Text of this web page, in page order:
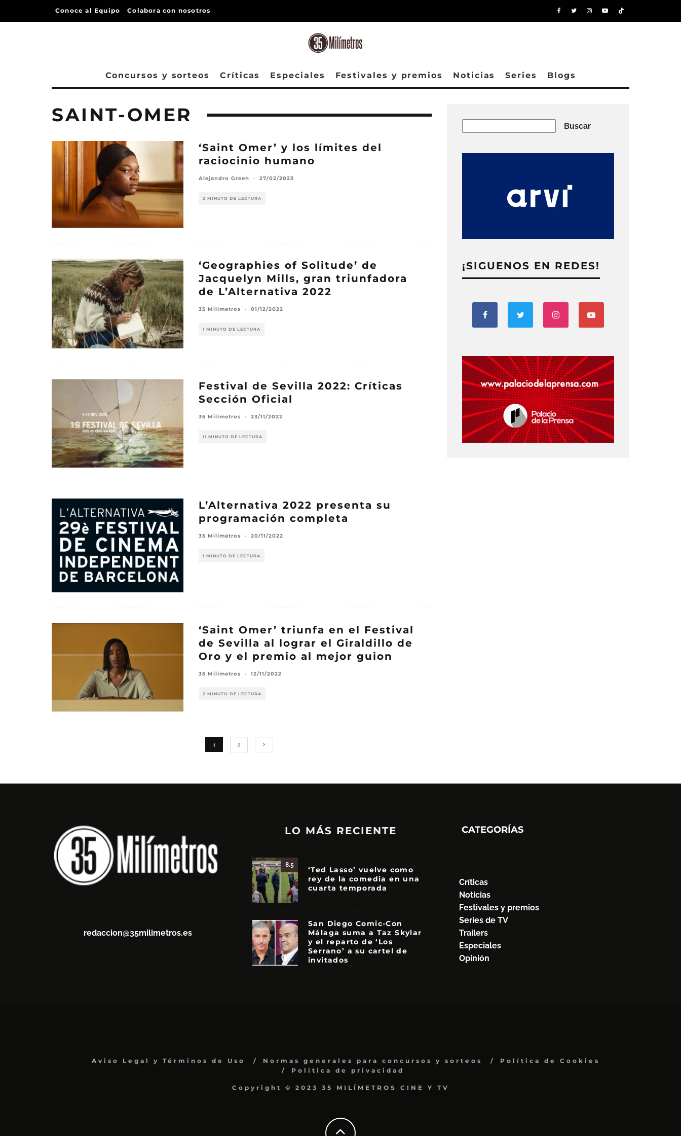
Conoce al Equipo Colabora con nosotros
Concursos y sorteos Críticas Especiales Festivales y premios Noticias Series Blogs
SAINT-OMER
‘Saint Omer’ y los límites del
raciocinio humano
Alejandro Green · 27/02/2023
2 MINUTO DE LECTURA
‘Geographies of Solitude’ de
Jacquelyn Mills, gran triunfadora
de L’Alternativa 2022
35 Milímetros · 01/12/2022
1 MINUTO DE LECTURA
Festival de Sevilla 2022: Críticas
Sección Oficial
35 Milímetros · 23/11/2022
11 MINUTO DE LECTURA
L’Alternativa 2022 presenta su
programación completa
35 Milímetros · 20/11/2022
1 MINUTO DE LECTURA
‘Saint Omer’ triunfa en el Festival
de Sevilla al lograr el Giraldillo de
Oro y el premio al mejor guion
35 Milímetros · 12/11/2022
2 MINUTO DE LECTURA
1 2
Buscar
¡SIGUENOS EN REDES!
redaccion@35milimetros.es
LO MÁS RECIENTE
8.5
‘Ted Lasso’ vuelve como
rey de la comedia en una
cuarta temporada
San Diego Comic-Con
Málaga suma a Taz Skylar
y el reparto de ‘Los
Serrano’ a su cartel de
invitados
CATEGORÍAS
Críticas
Noticias
Festivales y premios
Series de TV
Trailers
Especiales
Opinión
Aviso Legal y Términos de Uso Normas generales para concursos y sorteos
Política de Cookies
Política de privacidad
Copyright © 2023 35 MILÍMETROS CINE Y TV